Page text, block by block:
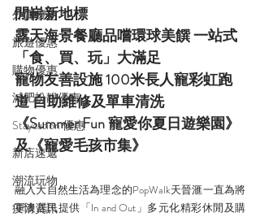
外賣優惠
旅遊優惠
購物優惠
減肥扮靚優惠
Staycation 優惠
新店速遞
潮流玩物
疫情資訊
閒嶄新地標
露天海景餐廳品嚐環球美饌 一站式
「食、買、玩」大滿足
寵物友善設施 100米長人寵彩虹跑
道 自助維修及單車清洗
《Summer Fun 寵愛你夏日遊樂園》
及《寵愛毛孩市集》
融入大自然生活為理念的PopWalk天晉滙一直為將
軍澳居民提供「In and Out」多元化精彩休閒及購